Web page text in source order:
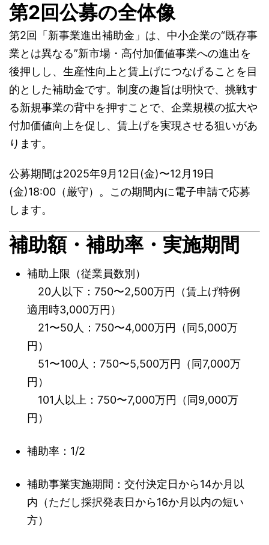
第2回公募の全体像
第2回「新事業進出補助金」は、中小企業の“既存事
業とは異なる”新市場・高付加価値事業への進出を
後押しし、生産性向上と賃上げにつなげることを目
的とした補助金です。制度の趣旨は明快で、挑戦す
る新規事業の背中を押すことで、企業規模の拡大や
付加価値向上を促し、賃上げを実現させる狙いがあ
ります。
公募期間は2025年9月12日(金)〜12月19日
(金)18:00（厳守）。この期間内に電子申請で応募
します。
補助額・補助率・実施期間
補助上限（従業員数別）
20人以下：750〜2,500万円（賃上げ特例
適用時3,000万円）
21〜50人：750〜4,000万円（同5,000万
円）
51〜100人：750〜5,500万円（同7,000万
円）
101人以上：750〜7,000万円（同9,000万
円）
補助率：1/2
補助事業実施期間：交付決定日から14か月以
内（ただし採択発表日から16か月以内の短い
方）